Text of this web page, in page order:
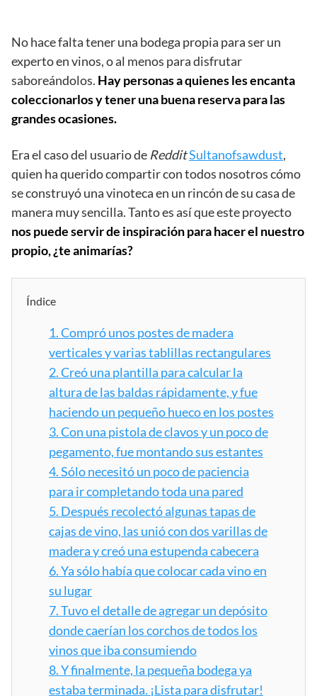
No hace falta tener una bodega propia para ser un
experto en vinos, o al menos para disfrutar
saboreándolos. Hay personas a quienes les encanta
coleccionarlos y tener una buena reserva para las
grandes ocasiones.
Era el caso del usuario de RedditSultanofsawdust,
quien ha querido compartir con todos nosotros cómo
se construyó una vinoteca en un rincón de su casa de
manera muy sencilla. Tanto es así que este proyecto
nos puede servir de inspiración para hacer el nuestro
propio, ¿te animarías?
Índice
1.Compró unos postes de madera
verticales y varias tablillas rectangulares
2.Creó una plantilla para calcular la
altura de las baldas rápidamente, y fue
haciendo un pequeño hueco en los postes
3.Con una pistola de clavos y un poco de
pegamento, fue montando sus estantes
4.Sólo necesitó un poco de paciencia
para ir completando toda una pared
5. Después recolectó algunas tapas de
cajas de vino, las unió con dos varillas de
madera y creó una estupenda cabecera
6.Ya sólo había que colocar cada vino en
su lugar
7.Tuvo el detalle de agregar un depósito
donde caerían los corchos de todos los
vinos que iba consumiendo
8.Y finalmente, la pequeña bodega ya
estaba terminada. ¡Lista para disfrutar!